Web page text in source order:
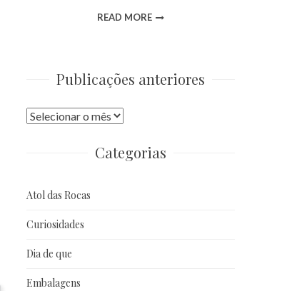
READ MORE
Publicações anteriores
Publicações
Categorias
Atol das Rocas
Curiosidades
Dia de que
Embalagens